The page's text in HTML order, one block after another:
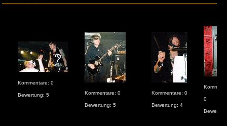
Kommentare: 0
Bewertung: 5 Kommentare: 0
Bewertung: 5
Kommentare: 0
Bewertung: 4
0